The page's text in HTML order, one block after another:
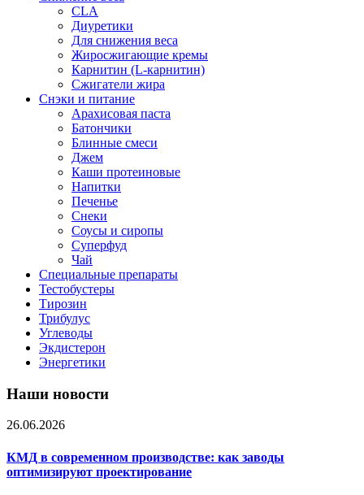
CLA
Диуретики
Для снижения веса
Жиросжигающие кремы
Карнитин (L-карнитин)
Сжигатели жира
Снэки и питание
Арахисовая паста
Батончики
Блинные смеси
Джем
Каши протеиновые
Напитки
Печенье
Снеки
Соусы и сиропы
Суперфуд
Чай
Специальные препараты
Тестобустеры
Тирозин
Трибулус
Углеводы
Экдистерон
Энергетики
Наши новости
26.06.2026
КМД в современном производстве: как заводы
оптимизируют проектирование